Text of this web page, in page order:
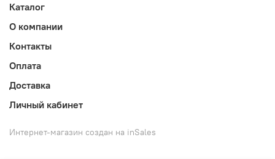
Каталог
О компании
Контакты
Оплата
Доставка
Личный кабинет
Интернет-магазин создан на inSales